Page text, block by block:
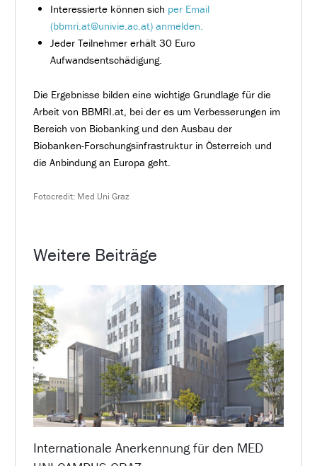
Interessierte können sich per Email
(bbmri.at@univie.ac.at) anmelden.
Jeder Teilnehmer erhält 30 Euro
Aufwandsentschädigung.
Die Ergebnisse bilden eine wichtige Grundlage für die
Arbeit von BBMRI.at, bei der es um Verbesserungen im
Bereich von Biobanking und den Ausbau der
Biobanken-Forschungsinfrastruktur in Österreich und
die Anbindung an Europa geht.
Fotocredit: Med Uni Graz
Weitere Beiträge
Internationale Anerkennung für den MED